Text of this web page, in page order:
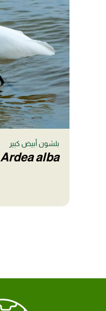
بلشون أبيض كبير
Ardea alba